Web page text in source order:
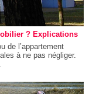
? Explications
de l’appartement
à ne pas négliger.